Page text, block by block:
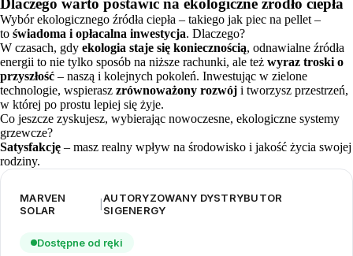
Dlaczego warto postawić na ekologiczne źródło ciepła
Wybór ekologicznego źródła ciepła – takiego jak piec na pellet –
to świadoma i opłacalna inwestycja. Dlaczego?
W czasach, gdy ekologia staje się koniecznością, odnawialne źródła
energii to nie tylko sposób na niższe rachunki, ale też wyraz troski o
przyszłość – naszą i kolejnych pokoleń. Inwestując w zielone
technologie, wspierasz zrównoważony rozwój i tworzysz przestrzeń,
w której po prostu lepiej się żyje.
Co jeszcze zyskujesz, wybierając nowoczesne, ekologiczne systemy
grzewcze?
Satysfakcję – masz realny wpływ na środowisko i jakość życia swojej
rodziny.
MARVEN
SOLAR
|AUTORYZOWANY DYSTRYBUTOR
SIGENERGY
Dostępne od ręki